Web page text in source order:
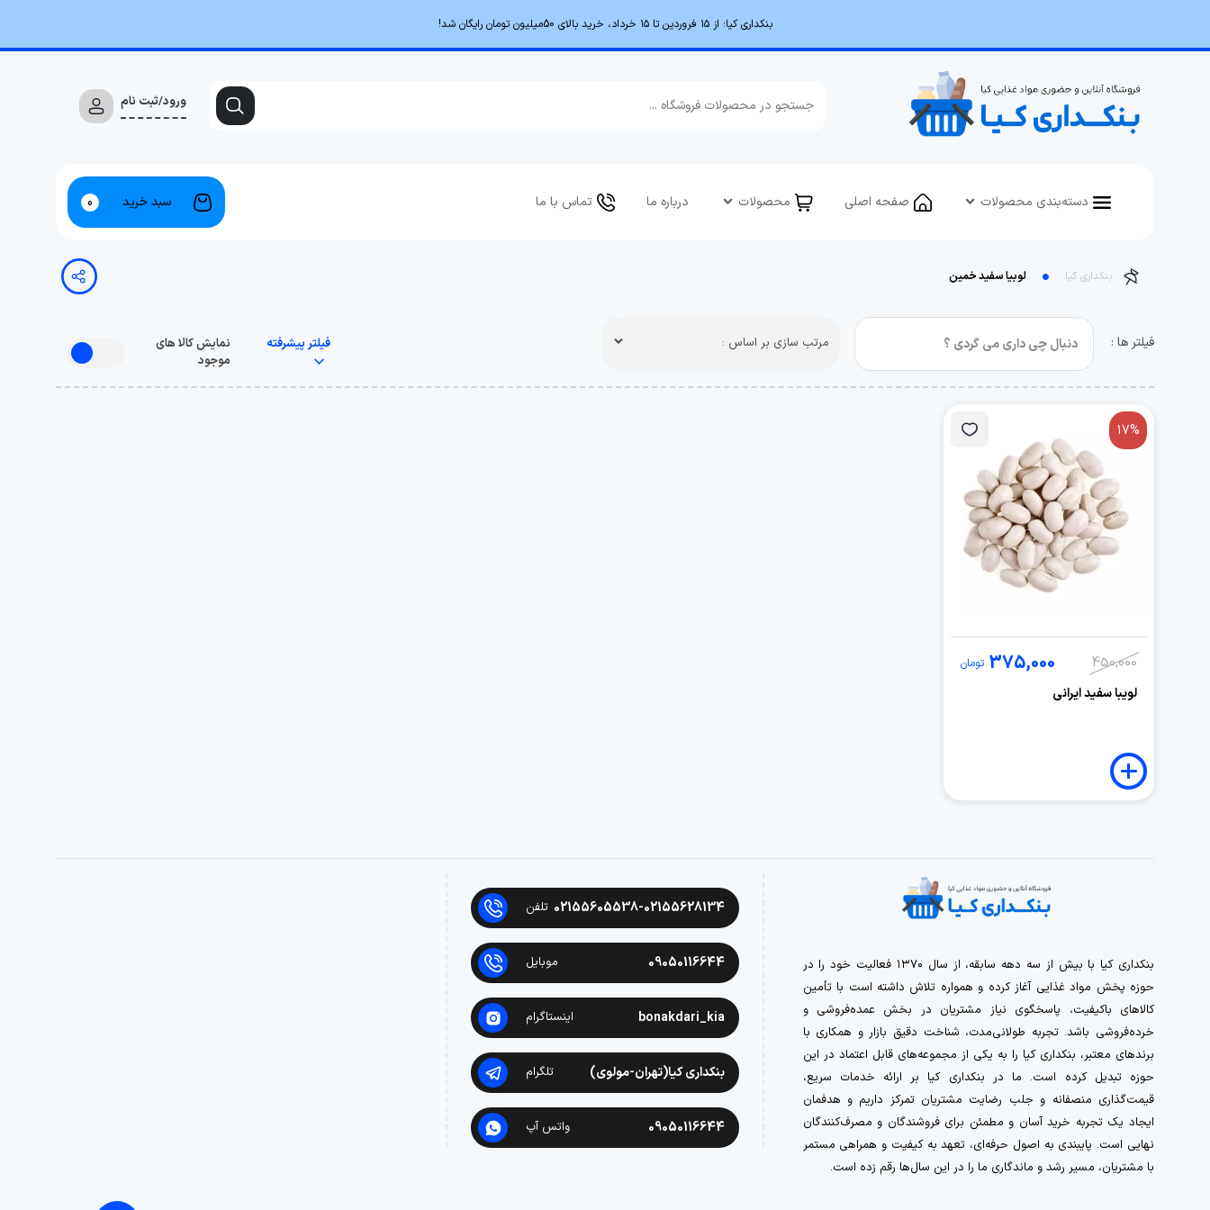
بنکداری کیا؛ از ۱۵ فروردین تا ۱۵ خرداد، خرید بالای 50میلیون تومان رایگان شد!
ورود/ثبت نام
دسته‌بندی محصولات صفحه اصلی محصولات درباره ما تماس با ما سبد خرید 0
بنکداری کیا لوبیا سفید خمین
فیلتر ها : مرتب سازی بر اساس : فیلتر پیشرفته
نمایش کالا های
موجود
17%
450,000
375,000 تومان
لویبا سفید ایرانی
بنکداری کیا با بیش از سه دهه سابقه، از سال ۱۳۷۰ فعالیت خود را در
حوزه پخش مواد غذایی آغاز کرده و همواره تلاش داشته است با تأمین
کالاهای باکیفیت، پاسخگوی نیاز مشتریان در بخش عمده‌فروشی و
خرده‌فروشی باشد. تجربه طولانی‌مدت، شناخت دقیق بازار و همکاری با
برندهای معتبر، بنکداری کیا را به یکی از مجموعه‌های قابل اعتماد در این
حوزه تبدیل کرده است. ما در بنکداری کیا بر ارائه خدمات سریع،
قیمت‌گذاری منصفانه و جلب رضایت مشتریان تمرکز داریم و هدفمان
ایجاد یک تجربه خرید آسان و مطمئن برای فروشندگان و مصرف‌کنندگان
نهایی است. پایبندی به اصول حرفه‌ای، تعهد به کیفیت و همراهی مستمر
با مشتریان، مسیر رشد و ماندگاری ما را در این سال‌ها رقم زده است.
02155605538-02155628134 تلفن
09050116644 موبایل
bonakdari_kia اینستاگرام
بنکداری کیا(تهران-مولوی) تلگرام
09050116644 واتس آپ